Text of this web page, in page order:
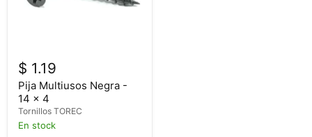
$ 1.19
Pija Multiusos Negra -
14 x 4
Tornillos TOREC
En stock